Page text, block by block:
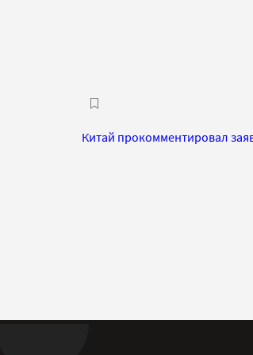
Китай прокомментировал